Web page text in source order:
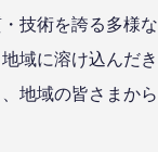
技術を誇る多様な
域に溶け込んだき
地域の皆さまから